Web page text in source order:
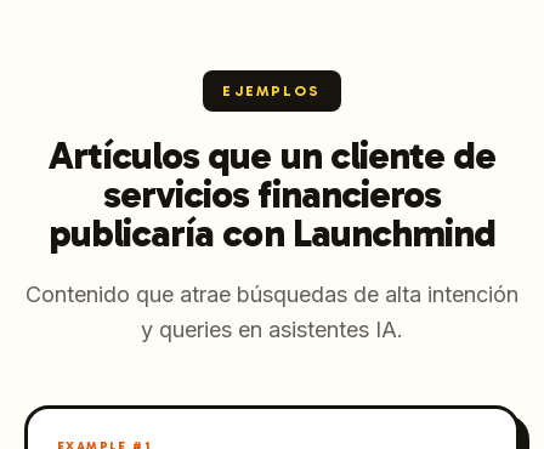
EJEMPLOS
Artículos que un cliente de
servicios financieros
publicaría con Launchmind
Contenido que atrae búsquedas de alta intención
y queries en asistentes IA.